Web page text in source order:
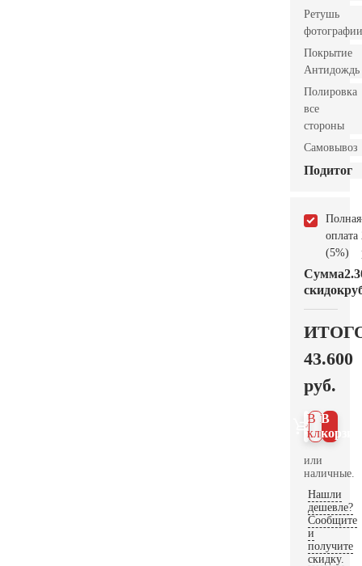
Ретушь
фотографии
Покрытие
Антидождь
Полировка
все
стороны
Самовывоз
Подитог
Полная
оплата
(5%)
Сумма
скидок
43.600
руб.
В
В 1
клик
или
наличные.
Нашли
дешевле?
Сообщите
и
получите
скидку.